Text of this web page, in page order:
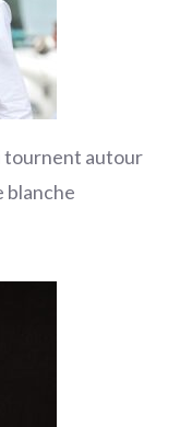
tournent autour
blanche